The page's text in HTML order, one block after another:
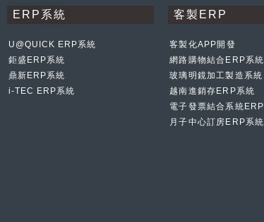
ERP系統
U@QUICK ERP系統
鉅盛ERP系統
鼎新ERP系統
i-TEC ERP系統
客製ERP
客製化APP開發
網路購物結合ERP系統
玻璃明鏡加工製造系統
越南進銷存ERP系統
電子發票結合系統ERP
月子中心訂房ERP系統